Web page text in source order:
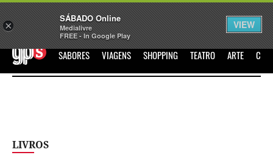
Sábado Assine Iniciar Sessão
GPS SABORES VIAGENS SHOPPING TEATRO ARTE
LIVROS
×
SÁBADO Online
Medialivre
FREE - In Google Play
VIEW